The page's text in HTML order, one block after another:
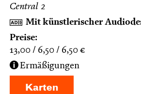
Central 2
Mit künstlerischer
Preise:
13,00
6,50 6,50 €
Ermäßigungen
Karten